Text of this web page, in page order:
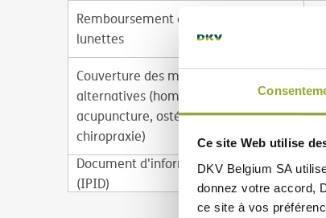
Ce site Web utilise
DKV Belgium SA
donnez votre accord,
ce site à vos
Remboursement des lentilles ou
lunettes
Couverture des médecines
alternatives (homéopathie,
acupuncture, ostéopathie et
chiropraxie)
Document d'information produit
(IPID)